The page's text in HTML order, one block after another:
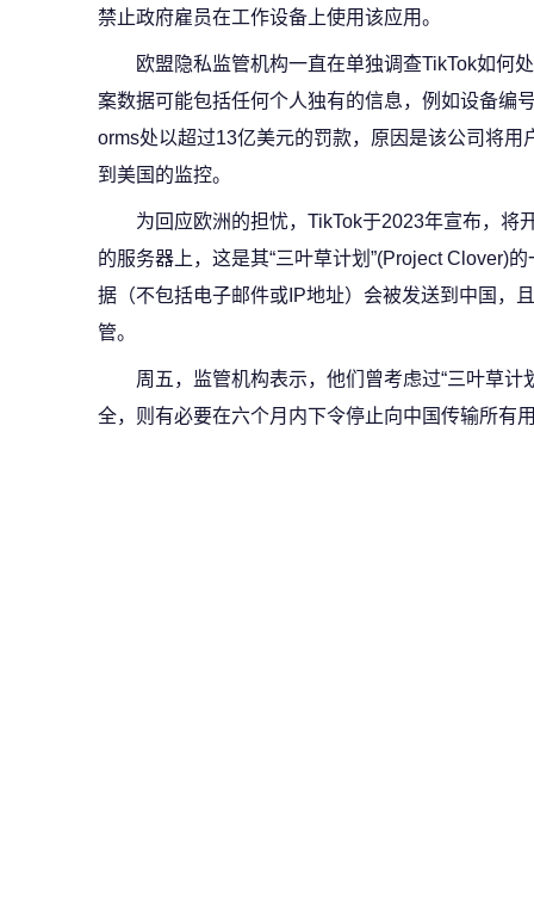
禁止政府雇员在工作设备上使用该应用。
欧盟隐私监管机构一直在单独调查TikTok如何
案数据可能包括任何个人独有的信息，例如设备编
orms处以超过13亿美元的罚款，原因是该公司将
到美国的监控。
为回应欧洲的担忧，TikTok于2023年宣布，将
的服务器上，这是其“三叶草计划”(Project Clover)
据（不包括电子邮件或IP地址）会被发送到中国，
管。
周五，监管机构表示，他们曾考虑过“三叶草
全，则有必要在六个月内下令停止向中国传输所有